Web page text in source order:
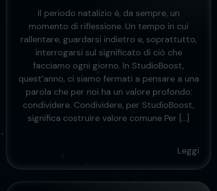
Il periodo natalizio è, da sempre, un
momento di riflessione. Un tempo in cui
rallentare, guardarsi indietro e, soprattutto,
interrogarsi sul significato di ciò che
facciamo ogni giorno. In StudioBoost,
quest’anno, ci siamo fermati a pensare a una
parola che per noi ha un valore profondo:
condividere. Condividere, per StudioBoost,
significa costruire valore comune Per […]
Leggi